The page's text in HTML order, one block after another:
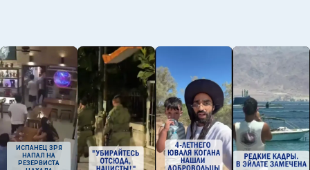
ИСПАНЕЦ ЗРЯ
НАПАЛ НА
РЕЗЕРВИСТА